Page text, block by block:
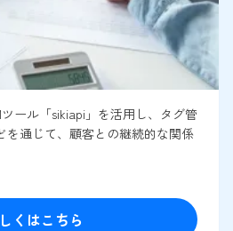
ール「sikiapi」を活用し、タグ管
を通じて、顧客との継続的な関係
くはこちら